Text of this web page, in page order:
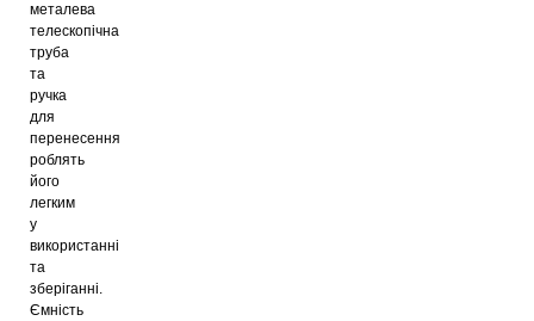
металева
телескопічна
труба
та
ручка
для
перенесення
роблять
його
легким
у
використанні
та
зберіганні.
Ємність